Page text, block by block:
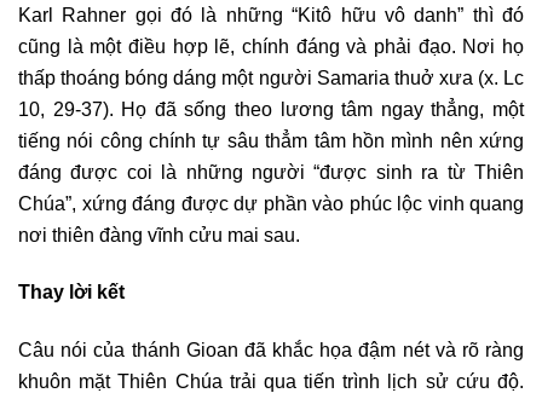
Karl Rahner gọi đó là những “Kitô hữu vô danh” thì đó
cũng là một điều hợp lẽ, chính đáng và phải đạo. Nơi họ
thấp thoáng bóng dáng một người Samaria thuở xưa (x. Lc
10, 29-37). Họ đã sống theo lương tâm ngay thẳng, một
tiếng nói công chính tự sâu thẳm tâm hồn mình nên xứng
đáng được coi là những người “được sinh ra từ Thiên
Chúa”, xứng đáng được dự phần vào phúc lộc vinh quang
nơi thiên đàng vĩnh cửu mai sau.
Thay lời kết
Câu nói của thánh Gioan đã khắc họa đậm nét và rõ ràng
khuôn mặt Thiên Chúa trải qua tiến trình lịch sử cứu độ.